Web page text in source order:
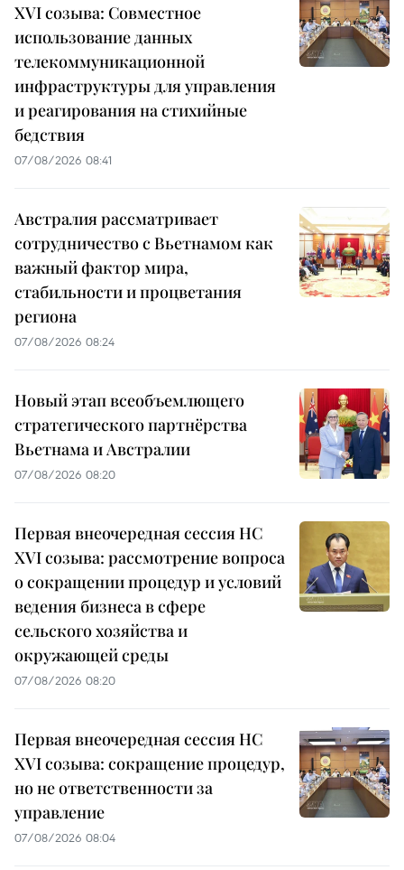
XVI созыва: Совместное
использование данных
телекоммуникационной
инфраструктуры для управления
и реагирования на стихийные
бедствия
07/08/2026 08:41
Австралия рассматривает
сотрудничество с Вьетнамом как
важный фактор мира,
стабильности и процветания
региона
07/08/2026 08:24
Новый этап всеобъемлющего
стратегического партнёрства
Вьетнама и Австралии
07/08/2026 08:20
Первая внеочередная сессия НС
XVI созыва: рассмотрение вопроса
о сокращении процедур и условий
ведения бизнеса в сфере
сельского хозяйства и
окружающей среды
07/08/2026 08:20
Первая внеочередная сессия НС
XVI созыва: сокращение процедур,
но не ответственности за
управление
07/08/2026 08:04